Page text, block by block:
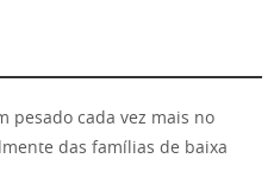
pesado cada vez mais no
das famílias de baixa